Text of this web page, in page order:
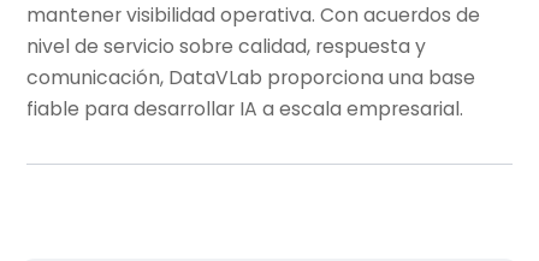
mantener visibilidad operativa. Con acuerdos de
nivel de servicio sobre calidad, respuesta y
comunicación, DataVLab proporciona una base
fiable para desarrollar IA a escala empresarial.